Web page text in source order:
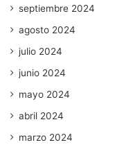
septiembre 2024
agosto 2024
julio 2024
junio 2024
mayo 2024
abril 2024
marzo 2024